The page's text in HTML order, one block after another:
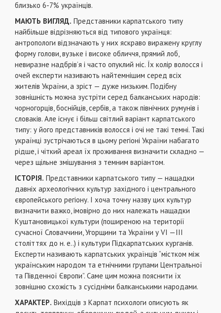
близько 6-7% українців.
МАЮТЬ ВИГЛЯД. Представники карпатського типу
найбільше відрізняються від типового українця:
антропологи відзначають у них яскраво виражену круглу
форму голови, вузьке і високе обличчя, прямий лоб,
невиразне надбрів’я і часто опуклий ніс. Їх колір волосся і
очей експерти називають найтемнішим серед всіх
жителів України, а зріст — дуже низьким. Подібну
зовнішність можна зустріти серед балканських народів:
чорногорців, боснійців, сербів, а також північних румунів і
словаків. Але існує і більш світлий варіант карпатського
типу: у його представників волосся і очі не такі темні. Такі
українці зустрічаються в цьому регіоні України набагато
рідше, і чіткий ареал їх проживання визначити складно —
через щільне змішування з темним варіантом.
ІСТОРІЯ. Представники карпатського типу — нащадки
давніх археологічних культур західного і центрального
європейського регіону. І хоча точну назву цих культур
визначити важко, імовірно до них належать нащадки
Куштановицької культури (поширеною на території
сучасної Словаччини, Угорщини та України у VI —III
століттях до н. е..) і культури Підкарпатських курганів.
Експерти називають карпатських українців “містком між
українським народом та етнічними групами Центральної
та Південної Європи”. Саме цим можна пояснити їх
зовнішню схожість з сусідніми балканськими народами.
ХАРАКТЕР. Вихідців з Карпат психологи описують як